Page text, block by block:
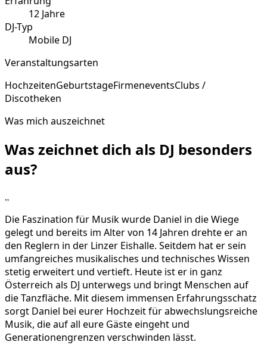
12 Jahre
DJ-Typ
Mobile DJ
Veranstaltungsarten
HochzeitenGeburtstageFirmeneventsClubs /
Discotheken
Was mich auszeichnet
Was zeichnet dich als DJ besonders
aus?
„
Die Faszination für Musik wurde Daniel in die Wiege
gelegt und bereits im Alter von 14 Jahren drehte er an
den Reglern in der Linzer Eishalle. Seitdem hat er sein
umfangreiches musikalisches und technisches Wissen
stetig erweitert und vertieft. Heute ist er in ganz
Österreich als DJ unterwegs und bringt Menschen auf
die Tanzfläche. Mit diesem immensen Erfahrungsschatz
sorgt Daniel bei eurer Hochzeit für abwechslungsreiche
Musik, die auf all eure Gäste eingeht und
Generationengrenzen verschwinden lässt.